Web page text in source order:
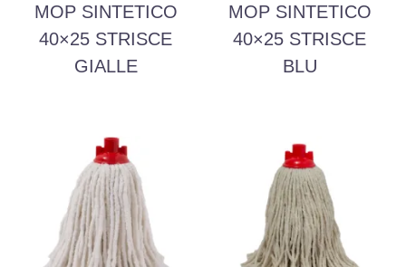
MOP SINTETICO
40×25 STRISCE
GIALLE
MOP SINTETICO
40×25 STRISCE
BLU